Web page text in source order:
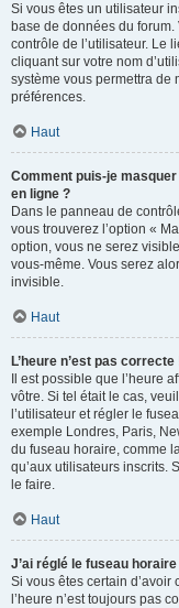
Si vous êtes un utilisateur
base de données du
contrôle de l’utilisateur. Le
cliquant sur votre nom
système vous permettra de
préférences.
Haut
Comment puis-je
en ligne ?
Dans le panneau de
vous trouverez l’option «
option, vous ne serez
vous-même. Vous serez
invisible.
Haut
L’heure n’est pas correcte
Il est possible que l’heure
vôtre. Si tel était le cas,
l’utilisateur et régler le
exemple Londres, Paris,
du fuseau horaire, comme
qu’aux utilisateurs inscrits.
le faire.
Haut
J’ai réglé le fuseau
Si vous êtes certain
l’heure n’est toujours pas